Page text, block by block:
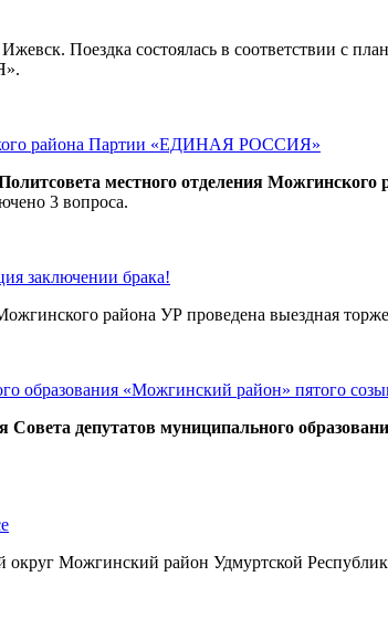
Поездка состоялась в соответствии с
района Партии «ЕДИНАЯ РОССИЯ»
Политсовета местного отделения
3 вопроса.
заключении брака!
района УР проведена выездная
образования «Можгинский район» пятого
Совета депутатов муниципального
Можгинский район Удмуртской